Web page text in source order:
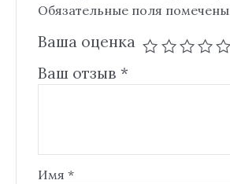
Обязательные поля помечены
Ваша оценка
Ваш отзыв *
Имя *